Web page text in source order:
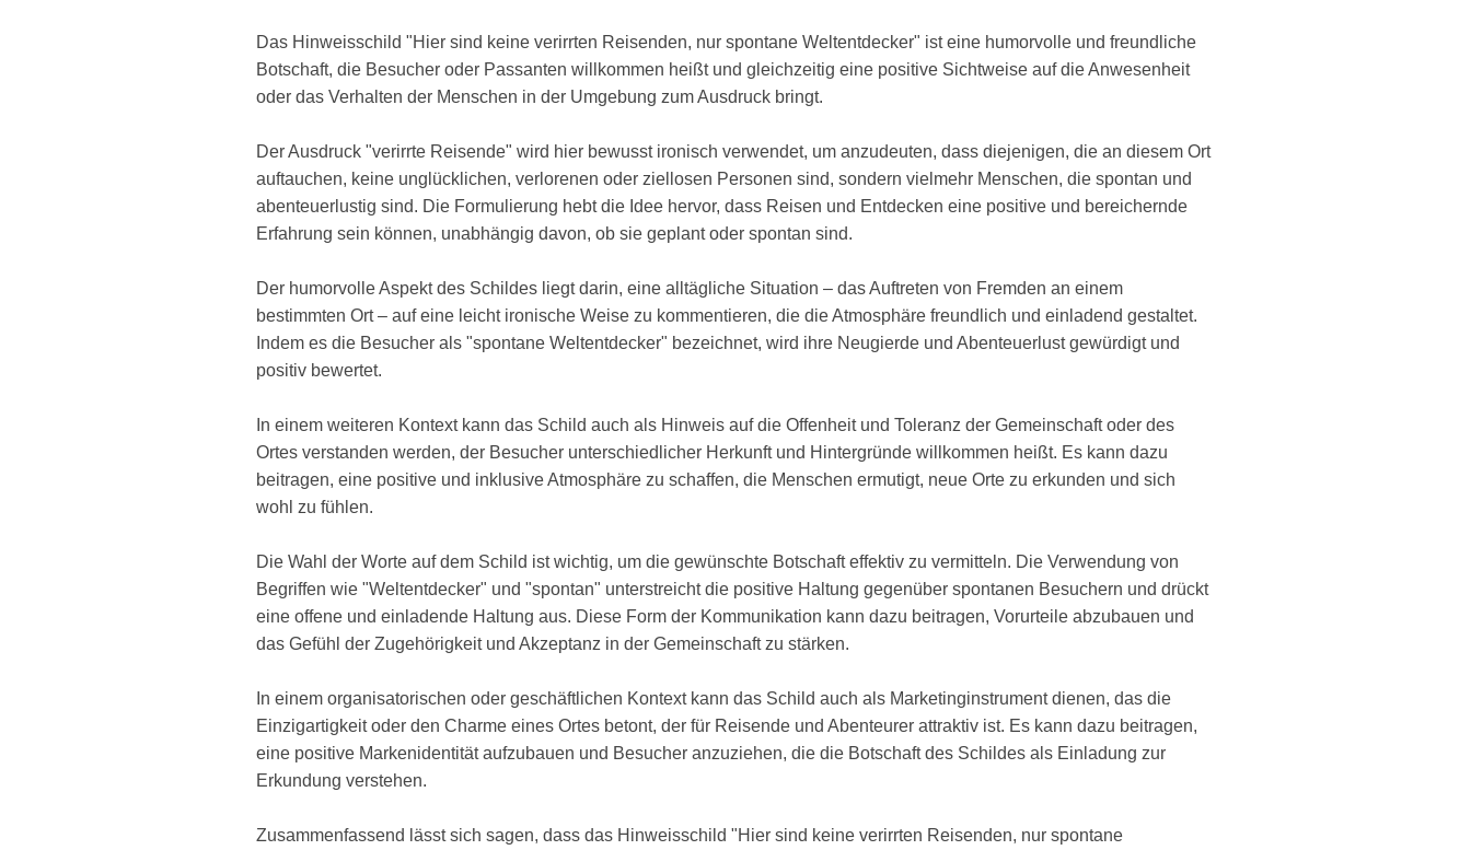
Das Hinweisschild "Hier sind keine verirrten Reisenden, nur spontane Weltentdecker" ist eine humorvolle und freundliche
Botschaft, die Besucher oder Passanten willkommen heißt und gleichzeitig eine positive Sichtweise auf die Anwesenheit
oder das Verhalten der Menschen in der Umgebung zum Ausdruck bringt.
Der Ausdruck "verirrte Reisende" wird hier bewusst ironisch verwendet, um anzudeuten, dass diejenigen, die an diesem Ort
auftauchen, keine unglücklichen, verlorenen oder ziellosen Personen sind, sondern vielmehr Menschen, die spontan und
abenteuerlustig sind. Die Formulierung hebt die Idee hervor, dass Reisen und Entdecken eine positive und bereichernde
Erfahrung sein können, unabhängig davon, ob sie geplant oder spontan sind.
Der humorvolle Aspekt des Schildes liegt darin, eine alltägliche Situation – das Auftreten von Fremden an einem
bestimmten Ort – auf eine leicht ironische Weise zu kommentieren, die die Atmosphäre freundlich und einladend gestaltet.
Indem es die Besucher als "spontane Weltentdecker" bezeichnet, wird ihre Neugierde und Abenteuerlust gewürdigt und
positiv bewertet.
In einem weiteren Kontext kann das Schild auch als Hinweis auf die Offenheit und Toleranz der Gemeinschaft oder des
Ortes verstanden werden, der Besucher unterschiedlicher Herkunft und Hintergründe willkommen heißt. Es kann dazu
beitragen, eine positive und inklusive Atmosphäre zu schaffen, die Menschen ermutigt, neue Orte zu erkunden und sich
wohl zu fühlen.
Die Wahl der Worte auf dem Schild ist wichtig, um die gewünschte Botschaft effektiv zu vermitteln. Die Verwendung von
Begriffen wie "Weltentdecker" und "spontan" unterstreicht die positive Haltung gegenüber spontanen Besuchern und drückt
eine offene und einladende Haltung aus. Diese Form der Kommunikation kann dazu beitragen, Vorurteile abzubauen und
das Gefühl der Zugehörigkeit und Akzeptanz in der Gemeinschaft zu stärken.
In einem organisatorischen oder geschäftlichen Kontext kann das Schild auch als Marketinginstrument dienen, das die
Einzigartigkeit oder den Charme eines Ortes betont, der für Reisende und Abenteurer attraktiv ist. Es kann dazu beitragen,
eine positive Markenidentität aufzubauen und Besucher anzuziehen, die die Botschaft des Schildes als Einladung zur
Erkundung verstehen.
Zusammenfassend lässt sich sagen, dass das Hinweisschild "Hier sind keine verirrten Reisenden, nur spontane